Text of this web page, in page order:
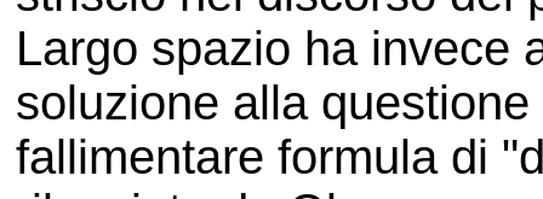
Largo spazio ha invece
soluzione alla
fallimentare formula di